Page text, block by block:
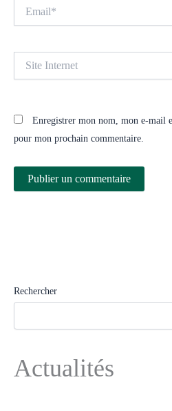
Internet
Enregistrer mon nom, mon e-mail
pour mon prochain commentaire.
Rechercher
Actualités